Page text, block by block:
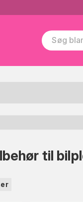
til